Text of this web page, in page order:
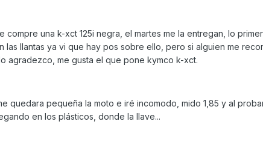
compre una k-xct 125i negra, el martes me la entregan, lo
las llantas ya vi que hay pos sobre ello, pero si alguien me
agradezco, me gusta el que pone kymco k-xct.
quedara pequeña la moto e iré incomodo, mido 1,85 y al
en los plásticos, donde la llave...